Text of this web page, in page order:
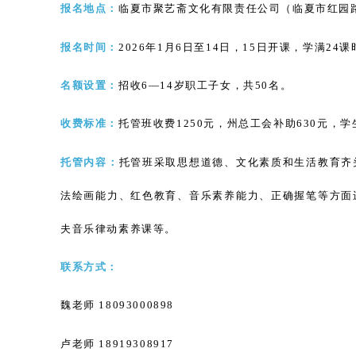
报名地点： 临夏市聚艺斋文化有限责任公司（临夏市红园
报名时间： 2026年1月6日至14日，15日开课，学满24课
名额设置： 招收6—14岁职工子女，共50名。
收费标准： 托管班收费 1250元，州总工会补助630元，
托管内容： 托管班采取思想道德、文化素质和生活教育
法绘画能力、红色教育、音乐素养能力、正确握笔等方
夫音乐律动素养课等。
联系方式：
魏老师 18093000898
卢老师 18919308917